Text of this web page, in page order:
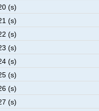
(s)
(s)
(s)
(s)
(s)
(s)
(s)
(s)